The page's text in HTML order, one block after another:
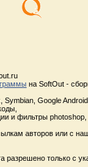
на SoftOut -
Google
и фильтры
авторов или с
разрешено только с